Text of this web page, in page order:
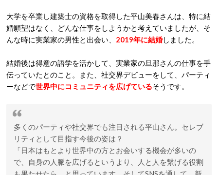
大学を卒業し建築士の資格を取得した平山美春さんは、特に結
婚願望はなく、どんな仕事をしようかと考えていましたが、そ
んな時に実業家の男性と出会い、 2019年に結婚しました。
結婚後は得意の語学を活かして、実業家の旦那さんの仕事を手
伝っていたとのこと。また、社交界デビューをして、パーティ
ーなどで世界中にコミュニティを広げているそうです。
多くのパーティや社交界でも注目される平山さん。セレブ
リティとして目指す今後の姿は？
「日本はもとより世界中の方とお会いする機会が多いの
で、自身の人脈を広げるというより、人と人を繋げる役割